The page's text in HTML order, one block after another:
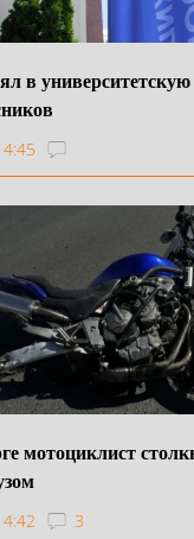
в
мотоциклист
3